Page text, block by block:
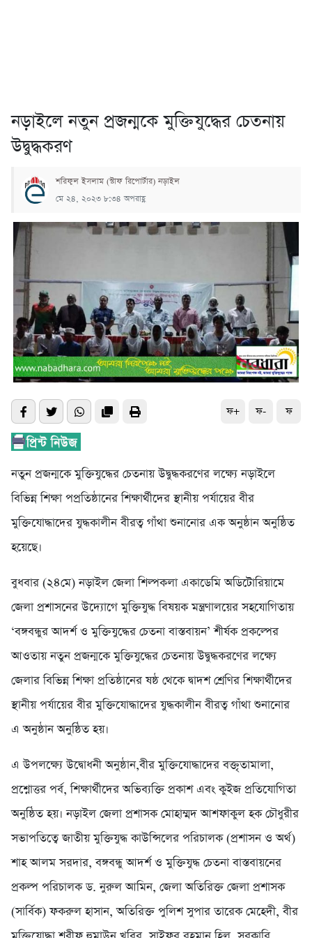
নড়াইলে নতুন প্রজন্মকে মুক্তিযুদ্ধের চেতনায়
উদ্বুদ্ধকরণ
শরিফুল ইসলাম (স্টাফ রিপোর্টার) নড়াইল
মে ২৪, ২০২৩ ৮:৩৪ অপরাহ্ণ
ফ+ ফ- ফ
নতুন প্রজন্মকে মুক্তিযুদ্ধের চেতনায় উদ্বুদ্ধকরণের লক্ষ্যে নড়াইলে
বিভিন্ন শিক্ষা পপ্রতিষ্ঠানের শিক্ষার্থীদের স্থানীয় পর্যায়ের বীর
মুক্তিযোদ্ধাদের যুদ্ধকালীন বীরত্ব গাঁথা শুনানোর এক অনুষ্ঠান অনুষ্ঠিত
হয়েছে।
বুধবার (২৪মে) নড়াইল জেলা শিল্পকলা একাডেমি অডিটোরিয়ামে
জেলা প্রশাসনের উদ্যোগে মুক্তিযুদ্ধ বিষয়ক মন্ত্রণালয়ের সহযোগিতায়
‘বঙ্গবন্ধুর আদর্শ ও মুক্তিযুদ্ধের চেতনা বাস্তবায়ন’ শীর্ষক প্রকল্পের
আওতায় নতুন প্রজন্মকে মুক্তিযুদ্ধের চেতনায় উদ্বুদ্ধকরণের লক্ষ্যে
জেলার বিভিন্ন শিক্ষা প্রতিষ্ঠানের ষষ্ঠ থেকে দ্বাদশ শ্রেণির শিক্ষার্থীদের
স্থানীয় পর্যায়ের বীর মুক্তিযোদ্ধাদের যুদ্ধকালীন বীরত্ব গাঁথা শুনানোর
এ অনুষ্ঠান অনুষ্ঠিত হয়।
এ উপলক্ষ্যে উদ্বোধনী অনুষ্ঠান,বীর মুক্তিযোদ্ধাদের বক্তৃতামালা,
প্রশ্নোত্তর পর্ব, শিক্ষার্থীদের অভিব্যক্তি প্রকাশ এবং কুইজ প্রতিযোগিতা
অনুষ্ঠিত হয়। নড়াইল জেলা প্রশাসক মোহাম্মদ আশফাকুল হক চৌধুরীর
সভাপতিত্বে জাতীয় মুক্তিযুদ্ধ কাউন্সিলের পরিচালক (প্রশাসন ও অর্থ)
শাহ আলম সরদার, বঙ্গবন্ধু আদর্শ ও মুক্তিযুদ্ধ চেতনা বাস্তবায়নের
প্রকল্প পরিচালক ড. নুরুল আমিন, জেলা অতিরিক্ত জেলা প্রশাসক
(সার্বিক) ফকরুল হাসান, অতিরিক্ত পুলিশ সুপার তারেক মেহেদী, বীর